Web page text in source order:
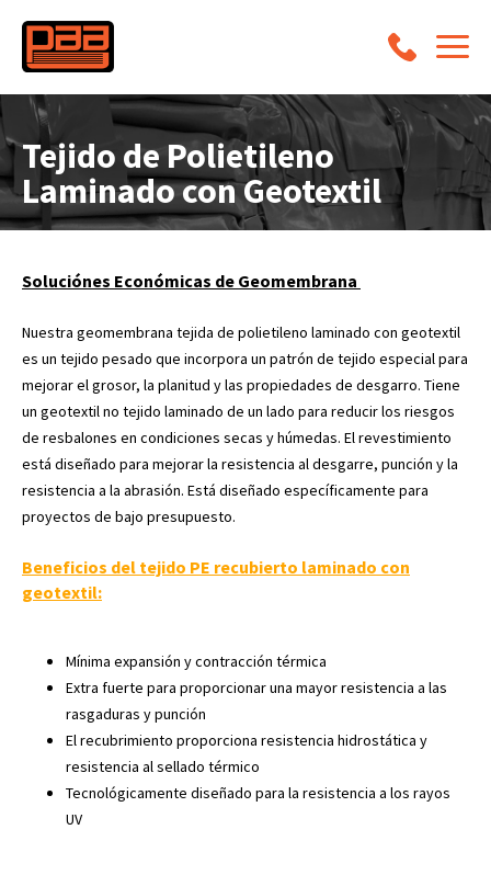
Tejido de Polietileno
Laminado con Geotextil
Soluciónes Económicas de Geomembrana
Nuestra geomembrana tejida de polietileno laminado con geotextil
es un tejido pesado que incorpora un patrón de tejido especial para
mejorar el grosor, la planitud y las propiedades de desgarro. Tiene
un geotextil no tejido laminado de un lado para reducir los riesgos
de resbalones en condiciones secas y húmedas. El revestimiento
está diseñado para mejorar la resistencia al desgarre, punción y la
resistencia a la abrasión. Está diseñado específicamente para
proyectos de bajo presupuesto.
Beneficios del tejido PE recubierto laminado con
geotextil:
Mínima expansión y contracción térmica
Extra fuerte para proporcionar una mayor resistencia a las
rasgaduras y punción
El recubrimiento proporciona resistencia hidrostática y
resistencia al sellado térmico
Tecnológicamente diseñado para la resistencia a los rayos
UV